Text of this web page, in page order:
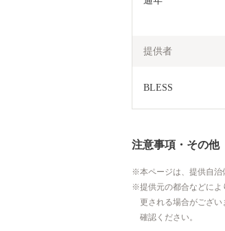
提供者
BLESS
注意事項・その他
本ページは、提供自治
提供元の都合などに
更される場合がござ
確認ください。